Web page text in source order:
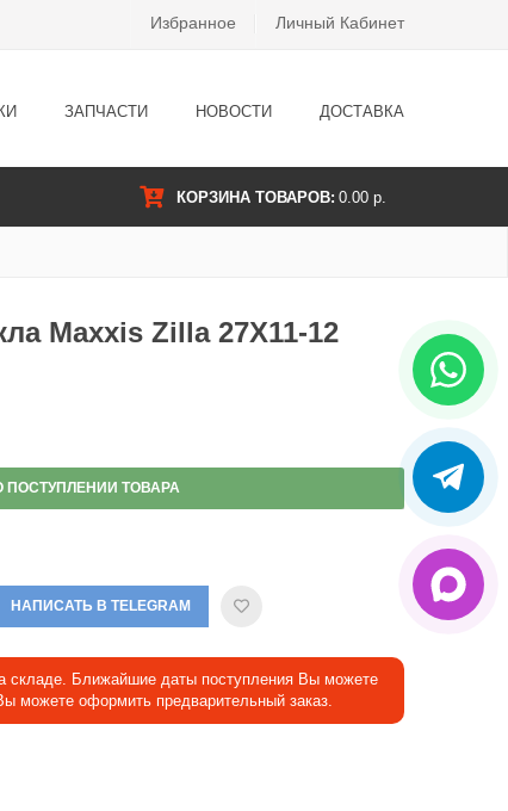
Избранное Личный Кабинет
ЗАПЧАСТИ НОВОСТИ ДОСТАВКА
КОРЗИНА ТОВАРОВ: 0.00 р.
Maxxis Zilla 27X11-12
ПОСТУПЛЕНИИ ТОВАРА
НАПИСАТЬ В TELEGRAM
складе. Ближайшие даты поступления Вы можете
можете оформить предварительный заказ.